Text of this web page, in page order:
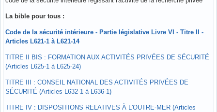
La bible pour tous :
Code de la sécurité intérieure - Partie législative Livre VI - Titre II -
Articles L621-1 à L621-14
TITRE II BIS : FORMATION AUX ACTIVITÉS PRIVÉES DE SÉCURITÉ
(Articles L625-1 à L625-24)
TITRE III : CONSEIL NATIONAL DES ACTIVITÉS PRIVÉES DE
SÉCURITÉ (Articles L632-1 à L636-1)
TITRE IV : DISPOSITIONS RELATIVES À L'OUTRE-MER (Articles